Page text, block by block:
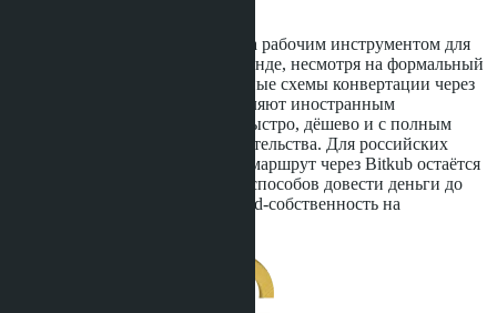
Криптовалюта в 2026 году стала рабочим инструментом для
покупки недвижимости в Таиланде, несмотря на формальный
запрет Bank of Thailand. Легальные схемы конвертации через
лицензированные биржи позволяют иностранным
покупателям провести сделку быстро, дёшево и с полным
соблюдением тайского законодательства. Для российских
покупателей в Паттайе крипто-маршрут через Bitkub остаётся
одним из немногих доступных способов довести деньги до
застройщика и получить Freehold-собственность на